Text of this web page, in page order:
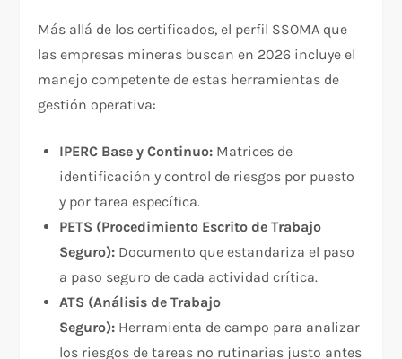
Más allá de los certificados, el perfil SSOMA que
las empresas mineras buscan en 2026 incluye el
manejo competente de estas herramientas de
gestión operativa:
IPERC Base y Continuo: Matrices de
identificación y control de riesgos por puesto
y por tarea específica.
PETS (Procedimiento Escrito de Trabajo
Seguro): Documento que estandariza el paso
a paso seguro de cada actividad crítica.
ATS (Análisis de Trabajo
Seguro): Herramienta de campo para analizar
los riesgos de tareas no rutinarias justo antes